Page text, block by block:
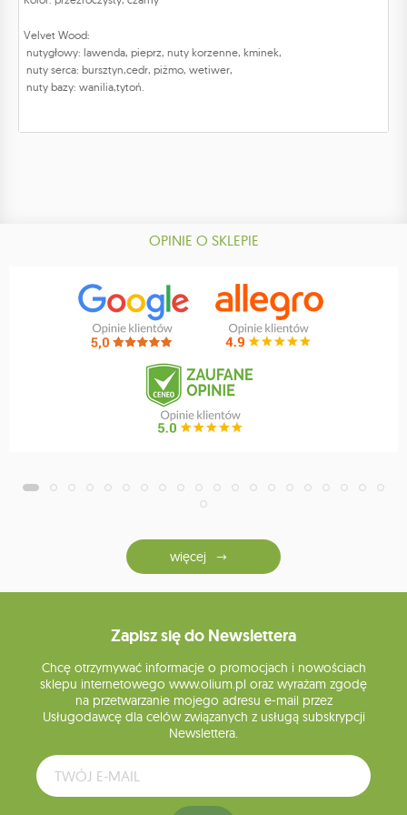
Velvet Wood:
nutygłowy: lawenda, pieprz, nuty korzenne, kminek,
nuty serca: bursztyn,cedr, piżmo, wetiwer,
nuty bazy: wanilia,tytoń.
OPINIE O SKLEPIE
więcej
Zapisz się do Newslettera
Chcę otrzymywać informacje o promocjach i nowościach
sklepu internetowego www.olium.pl oraz wyrażam zgodę
na przetwarzanie mojego adresu e-mail przez
Usługodawcę dla celów związanych z usługą subskrypcji
Newslettera.